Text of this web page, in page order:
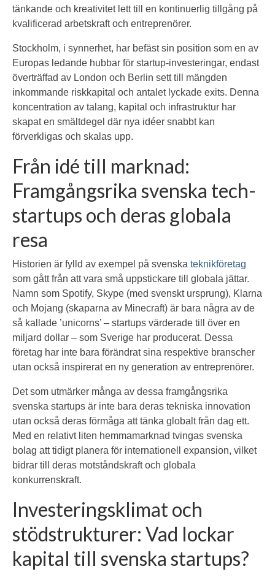
tänkande och kreativitet lett till en kontinuerlig tillgång på
kvalificerad arbetskraft och entreprenörer.
Stockholm, i synnerhet, har befäst sin position som en av
Europas ledande hubbar för startup-investeringar, endast
överträffad av London och Berlin sett till mängden
inkommande riskkapital och antalet lyckade exits. Denna
koncentration av talang, kapital och infrastruktur har
skapat en smältdegel där nya idéer snabbt kan
förverkligas och skalas upp.
Från idé till marknad:
Framgångsrika svenska tech-
startups och deras globala
resa
Historien är fylld av exempel på svenska teknikföretag
som gått från att vara små uppstickare till globala jättar.
Namn som Spotify, Skype (med svenskt ursprung), Klarna
och Mojang (skaparna av Minecraft) är bara några av de
så kallade ’unicorns’ – startups värderade till över en
miljard dollar – som Sverige har producerat. Dessa
företag har inte bara förändrat sina respektive branscher
utan också inspirerat en ny generation av entreprenörer.
Det som utmärker många av dessa framgångsrika
svenska startups är inte bara deras tekniska innovation
utan också deras förmåga att tänka globalt från dag ett.
Med en relativt liten hemmamarknad tvingas svenska
bolag att tidigt planera för internationell expansion, vilket
bidrar till deras motståndskraft och globala
konkurrenskraft.
Investeringsklimat och
stödstrukturer: Vad lockar
kapital till svenska startups?